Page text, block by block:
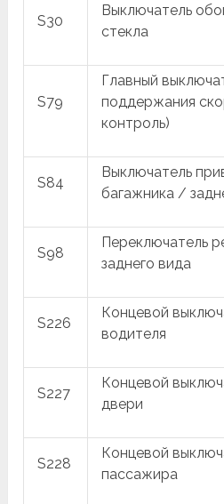
S30
Выключатель
стекла
S79
Главный
поддержания
контроль)
S84
Выключатель
багажника /
S98
Переключатель
заднего вида
S226
Концевой
водителя
S227
Концевой
двери
S228
Концевой
пассажира